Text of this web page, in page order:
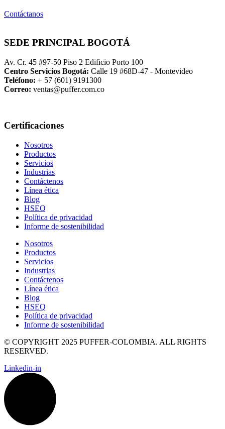
Contáctanos
SEDE PRINCIPAL BOGOTÁ
Av. Cr. 45 #97-50 Piso 2 Edificio Porto 100
Centro Servicios Bogotá: Calle 19 #68D-47 - Montevideo
Teléfono: + 57 (601) 9191300
Correo: ventas@puffer.com.co
Certificaciones
Nosotros
Productos
Servicios
Industrias
Contáctenos
Línea ética
Blog
HSEQ
Política de privacidad
Informe de sostenibilidad
Nosotros
Productos
Servicios
Industrias
Contáctenos
Línea ética
Blog
HSEQ
Política de privacidad
Informe de sostenibilidad
© COPYRIGHT 2025 PUFFER-COLOMBIA. ALL RIGHTS
RESERVED.
Linkedin-in